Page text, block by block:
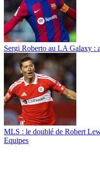
Sergi Roberto au LA Galaxy :
MLS : le doublé de Robert
Equipes